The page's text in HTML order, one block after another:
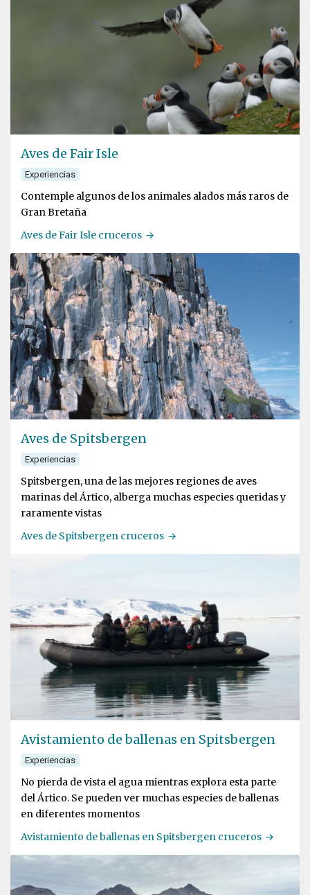
Aves de Fair Isle
Experiencias
Contemple algunos de los animales alados más raros de
Gran Bretaña
Aves de Fair Isle cruceros
Aves de Spitsbergen
Experiencias
Spitsbergen, una de las mejores regiones de aves
marinas del Ártico, alberga muchas especies queridas y
raramente vistas
Aves de Spitsbergen cruceros
Avistamiento de ballenas en Spitsbergen
Experiencias
No pierda de vista el agua mientras explora esta parte
del Ártico. Se pueden ver muchas especies de ballenas
en diferentes momentos
Avistamiento de ballenas en Spitsbergen cruceros